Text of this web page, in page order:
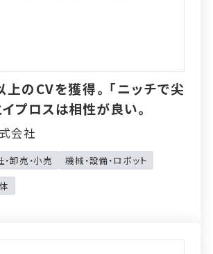
のCVを獲得。「ニッチで尖
イプロスは相性が良い。
会社
卸売・小売
機械・設備・ロボット